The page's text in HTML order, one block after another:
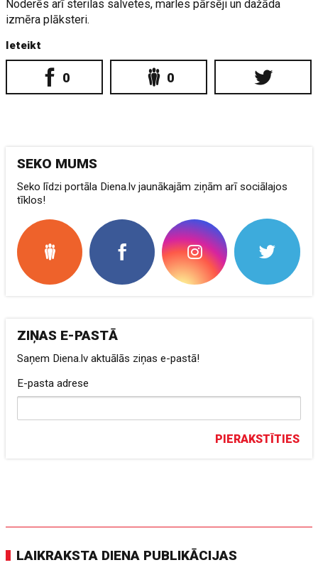
Noderēs arī sterilas salvetes, marles pārsēji un dažāda
izmēra plāksteri.
Ieteikt
0 0
SEKO MUMS
Seko līdzi portāla Diena.lv jaunākajām ziņām arī sociālajos
tīklos!
ZIŅAS E-PASTĀ
Saņem Diena.lv aktuālās ziņas e-pastā!
E-pasta adrese
PIERAKSTĪTIES
LAIKRAKSTA DIENA PUBLIKĀCIJAS